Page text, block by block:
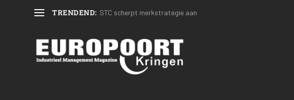
TRENDEND: STC scherpt merkstrategie aan